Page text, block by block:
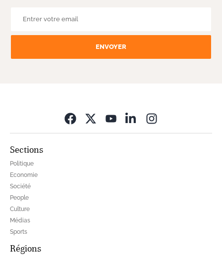
ENVOYER
Sections
Politique
Economie
Société
People
Culture
Médias
Sports
Régions